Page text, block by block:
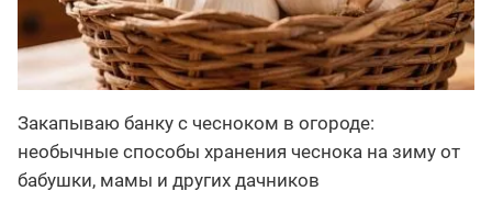
Закапываю банку с чесноком в огороде:
необычные способы хранения чеснока на зиму от
бабушки, мамы и других дачников